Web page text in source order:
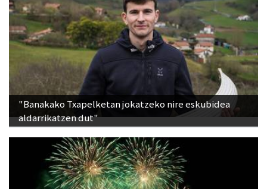
"Banakako Txapelketan jokatzeko nire eskubidea
aldarrikatzen dut"